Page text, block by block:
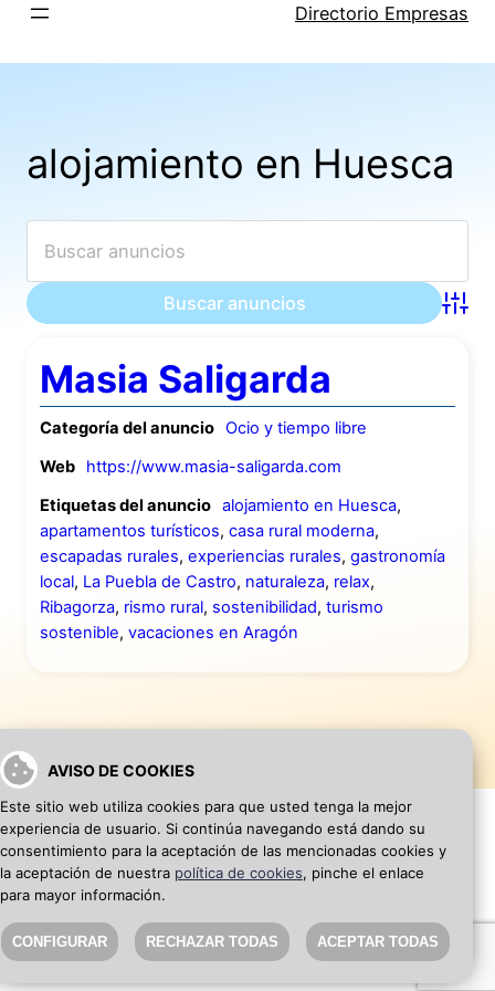
AVISO DE COOKIES
Este sitio web utiliza cookies para que usted tenga la mejor
experiencia de usuario. Si continúa navegando está dando su
consentimiento para la aceptación de las mencionadas cookies y
la aceptación de nuestra política de cookies, pinche el enlace
para mayor información.
CONFIGURAR RECHAZAR TODAS ACEPTAR TODAS
Saltar
Directorio Empresas
alojamiento en Huesca
Masia Saligarda
Categoría del anuncio Ocio y tiempo libre
Web
https://www.masia-saligarda.com
Etiquetas del anuncio alojamiento en Huesca,
apartamentos turísticos, casa rural moderna,
escapadas rurales, experiencias rurales, gastronomía
local, La Puebla de Castro, naturaleza, relax,
Ribagorza, rismo rural, sostenibilidad, turismo
sostenible, vacaciones en Aragón
VOLVER A INICIO AÑADIR WEB DE EMPRESA
SEO Blog· Aviso Legal·Política de privacidad